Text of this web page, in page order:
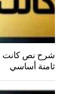
شرح نص كانت
ثامنة أساسي